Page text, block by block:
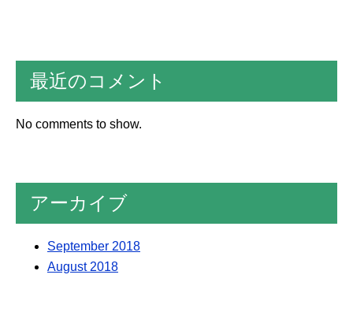
最近のコメント
No comments to show.
アーカイブ
September 2018
August 2018